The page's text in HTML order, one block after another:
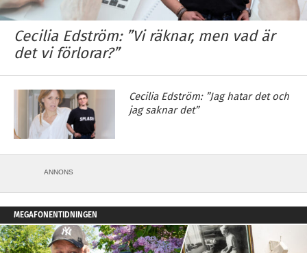
Cecilia Edström: ”Vi räknar, men vad är
det vi förlorar?”
Cecilia Edström: ”Jag hatar det och
jag saknar det”
ANNONS
MEGAFONENTIDNINGEN